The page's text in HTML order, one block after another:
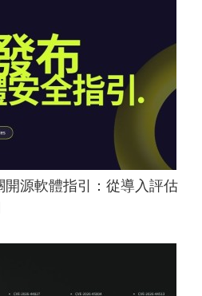
源軟體指引：從導入評估